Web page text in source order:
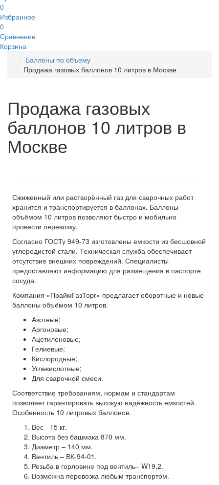
0
Избранное
0
Сравнение
Корзина
Баллоны по объему
Продажа газовых баллонов 10 литров в Москве
Продажа газовых
баллонов 10 литров в
Москве
Сжиженный или растворённый газ для сварочных работ
хранится и транспортируется в баллонах. Баллоны
объёмом 10 литров позволяют быстро и мобильно
провести перевозку.
Согласно ГОСТу 949-73 изготовлены емкости из бесшовной
углеродистой стали. Техническая служба обеспечивает
отсутствие внешних повреждений. Специалисты
предоставляют информацию для размещения в паспорте
сосуда.
Компания «ПраймГазТорг» предлагает оборотные и новые
баллоны объёмом 10 литров:
Азотные;
Аргоновые;
Ацетиленовые;
Гелиевые;
Кислородные;
Углекислотные;
Для сварочной смеси.
Соответствие требованиям, нормам и стандартам
позволяет гарантировать высокую надёжность емкостей.
Особенность 10 литровых баллонов.
Вес - 15 кг.
Высота без башмака 870 мм.
Диаметр – 140 мм.
Вентиль – ВК-94-01.
Резьба в горловине под вентиль– W19,2.
Возможна перевозка любым транспортом.